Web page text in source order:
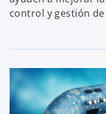
control y gestión